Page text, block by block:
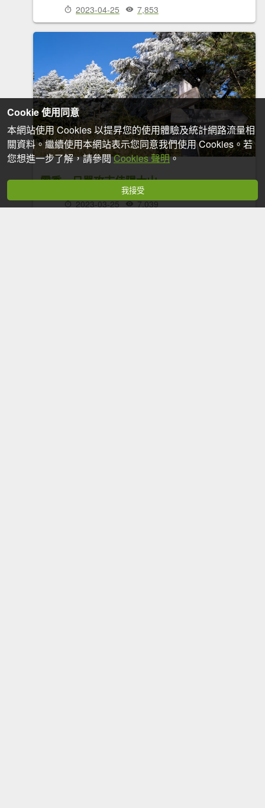
2023-04-25 7,853
雪季一日單攻志佳陽大山
2023-03-25 7,039
Cookie 使用同意
本網站使用 Cookies 以提昇您的使用體驗及統計網路流量相
關資料。繼續使用本網站表示您同意我們使用 Cookies。若
您想進一步了解，請參閱Cookies 聲明。
我接受